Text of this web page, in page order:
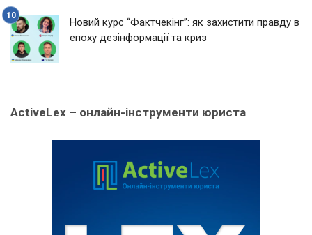
Новий курс “Фактчекінг”: як захистити правду в
епоху дезінформації та криз
ActiveLex – онлайн-інструменти юриста